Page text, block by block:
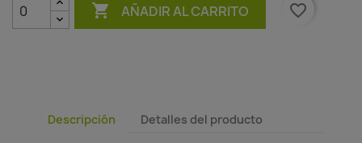
 AÑADIR AL CARRITO favorite_border
Descripción Detalles del producto